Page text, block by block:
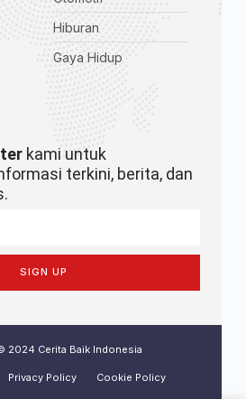
Hiburan
Gaya Hidup
kami untuk
terkini, berita, dan
SIGN UP
2024 Cerita Baik Indonesia
Privacy Policy Cookie Policy